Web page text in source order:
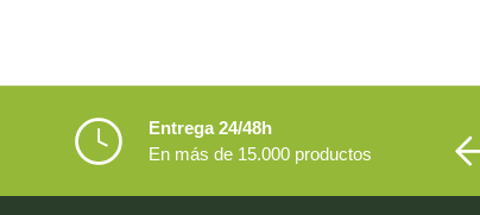
Entrega 24/48h
En más de 15.000 productos